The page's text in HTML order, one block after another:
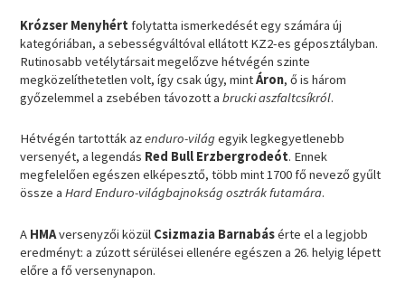
Krózser Menyhért folytatta ismerkedését egy számára új
kategóriában, a sebességváltóval ellátott KZ2-es géposztályban.
Rutinosabb vetélytársait megelőzve hétvégén szinte
megközelíthetetlen volt, így csak úgy, mintÁron, ő is három
győzelemmel a zsebében távozott abrucki aszfaltcsíkról.
Hétvégén tartották azenduro-világegyik legkegyetlenebb
versenyét, a legendás Red Bull Erzbergrodeót. Ennek
megfelelően egészen elképesztő, több mint 1700 fő nevező gyűlt
össze aHard Enduro-világbajnokság osztrák futamára.
A HMAversenyzői közül Csizmazia Barnabásérte el a legjobb
eredményt: a zúzott sérülései ellenére egészen a 26. helyig lépett
előre a fő versenynapon.